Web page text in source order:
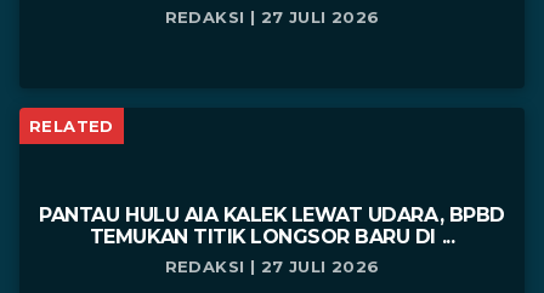
REDAKSI | 27 JULI 2026
RELATED
PANTAU HULU AIA KALEK LEWAT UDARA, BPBD
TEMUKAN TITIK LONGSOR BARU DI ...
REDAKSI | 27 JULI 2026